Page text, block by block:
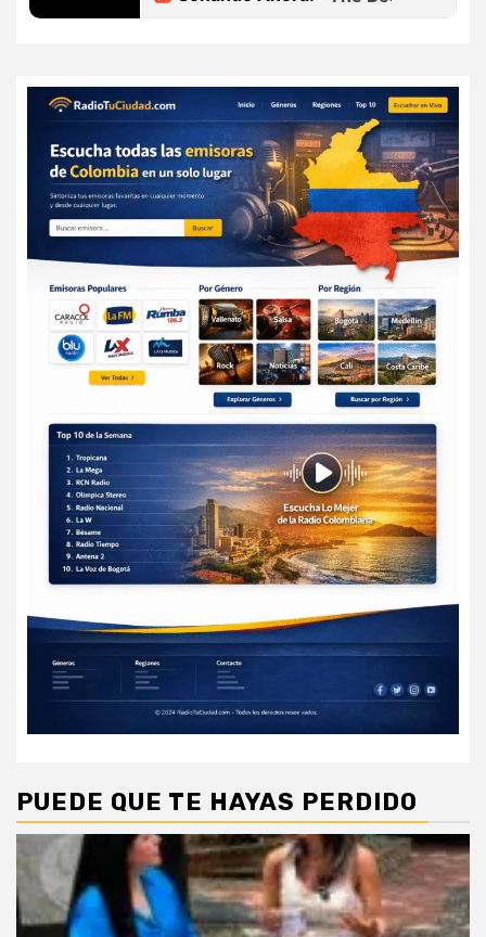
PUEDE QUE TE HAYAS PERDIDO